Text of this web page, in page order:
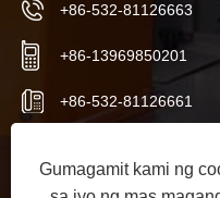
+86-532-81126663
+86-13969850201
+86-532-81126661
Nuozhuang, Sanlihe
Gumagamit kami ng